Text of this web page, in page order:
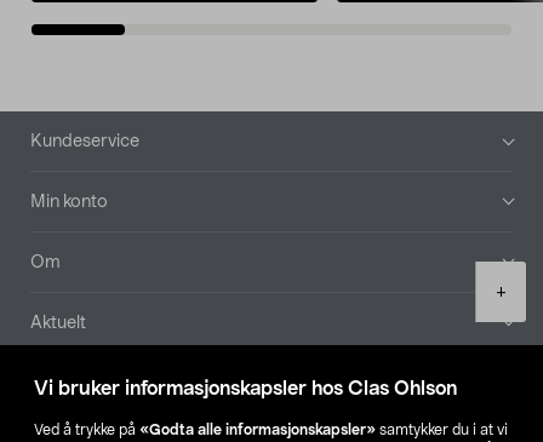
Vi bruker informasjonskapsler hos Clas Ohlson
Ved å trykke på «Godta alle informasjonskapsler» samtykker du i at vi
+
Bunntekst
Kundeservice
Min konto
Om
Aktuelt
Våre selskaper